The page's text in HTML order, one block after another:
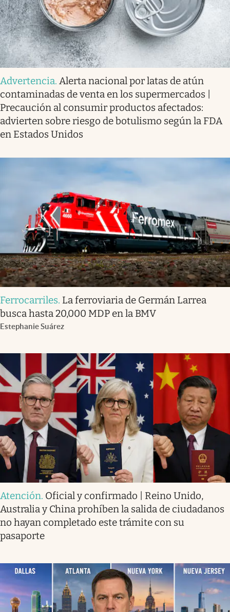
Advertencia. Alerta nacional por latas de atún
contaminadas de venta en los supermercados |
Precaución al consumir productos afectados:
advierten sobre riesgo de botulismo según la FDA
en Estados Unidos
Ferrocarriles. La ferroviaria de Germán Larrea
busca hasta 20,000 MDP en la BMV
Estephanie Suárez
Atención. Oficial y confirmado | Reino Unido,
Australia y China prohíben la salida de ciudadanos
no hayan completado este trámite con su
pasaporte